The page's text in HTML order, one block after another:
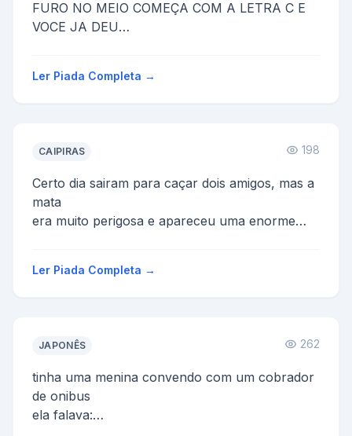
FURO NO MEIO COMEÇA COM A LETRA C E
VOCE JA DEU
Ler Piada Completa →
CAIPIRAS 198
Certo dia sairam para caçar dois amigos, mas a
mata
era muito perigosa e apareceu uma enorme
Ler Piada Completa →
JAPONÊS 262
tinha uma menina convendo com um cobrador
de onibus
ela falava: